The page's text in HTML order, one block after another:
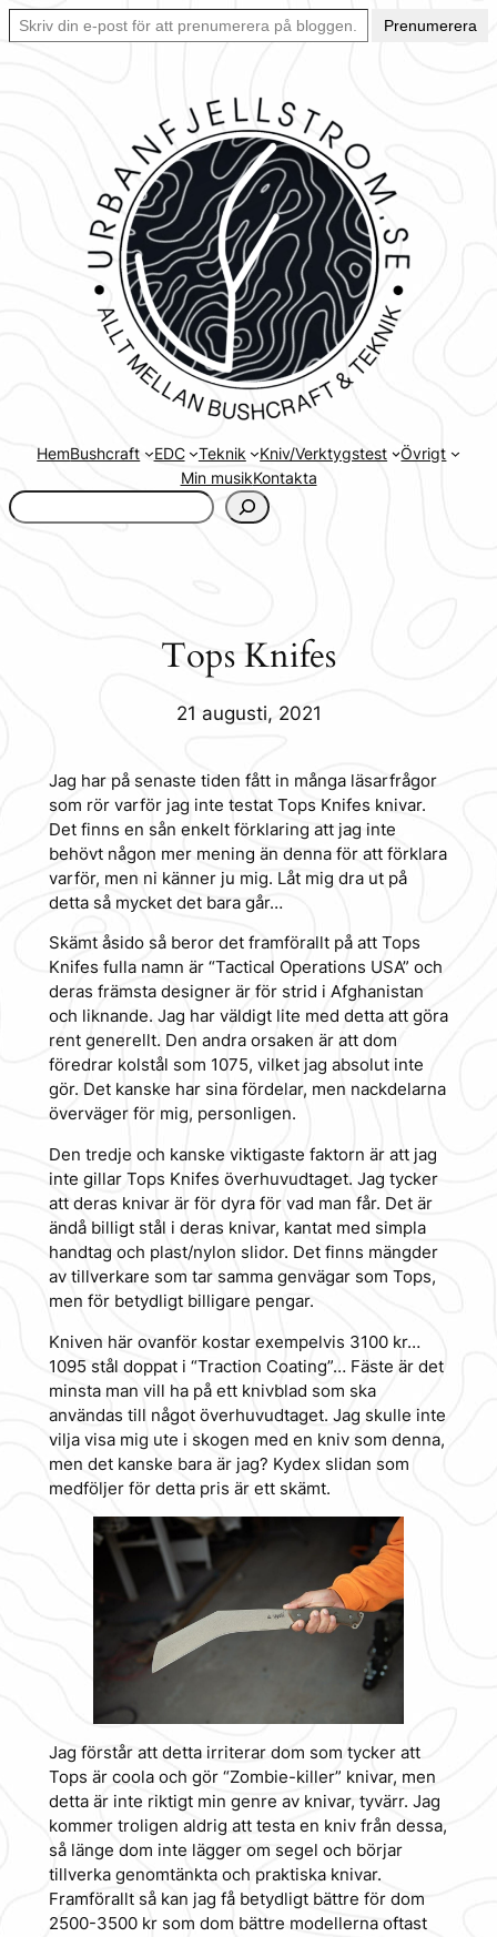
Hoppa
Skriv din e-post för att prenumerera på bloggen… Ett enkelt sätt att hålla sig uppdaterad automatiskt.
Prenumerera
HemBushcraft EDC Teknik Kniv/Verktygstest
Övrigt
Min musikKontakta
www.urbanfjellstrom.se/jamforelselistan/
Tops Knifes
21 augusti, 2021
Jag har på senaste tiden fått in många läsarfrågor
som rör varför jag inte testat Tops Knifes knivar.
Det finns en sån enkelt förklaring att jag inte
behövt någon mer mening än denna för att förklara
varför, men ni känner ju mig. Låt mig dra ut på
detta så mycket det bara går…
Skämt åsido så beror det framförallt på att Tops
Knifes fulla namn är “Tactical Operations USA” och
deras främsta designer är för strid i Afghanistan
och liknande. Jag har väldigt lite med detta att göra
rent generellt. Den andra orsaken är att dom
föredrar kolstål som 1075, vilket jag absolut inte
gör. Det kanske har sina fördelar, men nackdelarna
överväger för mig, personligen.
Den tredje och kanske viktigaste faktorn är att jag
inte gillar Tops Knifes överhuvudtaget. Jag tycker
att deras knivar är för dyra för vad man får. Det är
ändå billigt stål i deras knivar, kantat med simpla
handtag och plast/nylon slidor. Det finns mängder
av tillverkare som tar samma genvägar som Tops,
men för betydligt billigare pengar.
Kniven här ovanför kostar exempelvis 3100 kr…
1095 stål doppat i “Traction Coating”… Fäste är det
minsta man vill ha på ett knivblad som ska
användas till något överhuvudtaget. Jag skulle inte
vilja visa mig ute i skogen med en kniv som denna,
men det kanske bara är jag? Kydex slidan som
medföljer för detta pris är ett skämt.
Jag förstår att detta irriterar dom som tycker att
Tops är coola och gör “Zombie-killer” knivar, men
detta är inte riktigt min genre av knivar, tyvärr. Jag
kommer troligen aldrig att testa en kniv från dessa,
så länge dom inte lägger om segel och börjar
tillverka genomtänkta och praktiska knivar.
Framförallt så kan jag få betydligt bättre för dom
2500-3500 kr som dom bättre modellerna oftast